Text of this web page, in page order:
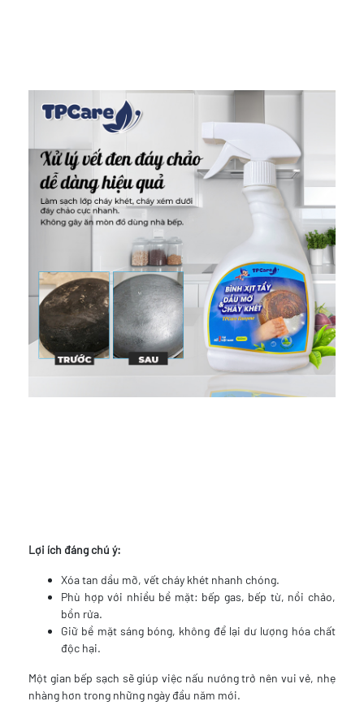
Lợi ích đáng chú ý:
Xóa tan dầu mỡ, vết cháy khét nhanh chóng.
Phù hợp với nhiều bề mặt: bếp gas, bếp từ, nồi chảo,
bồn rửa.
Giữ bề mặt sáng bóng, không để lại dư lượng hóa chất
độc hại.
Một gian bếp sạch sẽ giúp việc nấu nướng trở nên vui vẻ, nhẹ
nhàng hơn trong những ngày đầu năm mới.